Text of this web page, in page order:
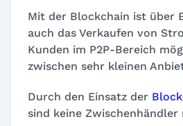
Mit der Blockchain ist über
auch das Verkaufen von
Kunden im P2P-Bereich
zwischen sehr kleinen
Durch den Einsatz der
sind keine Zwischenhändler